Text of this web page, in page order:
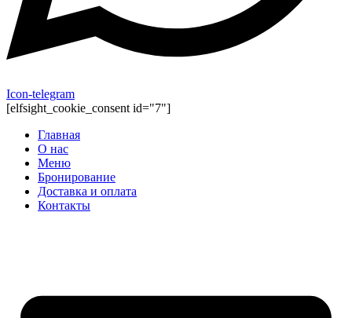
Icon-telegram
[elfsight_cookie_consent id="7"]
Главная
О нас
Меню
Бронирование
Доставка и оплата
Контакты